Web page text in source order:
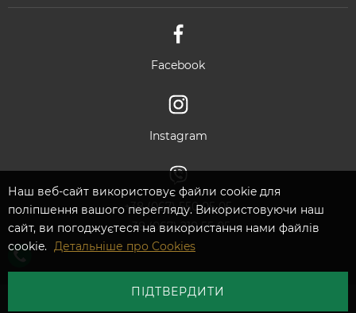
Facebook
Instagram
+38 (067) 550 05 05
+38 (067) 210 55 05
Наш веб-сайт використовує файли cookie для
поліпшення вашого перегляду. Використовуючи наш
сайт, ви погоджуєтеся на використання нами файлів
cookie. Детальніше про Cookies
ПІДТВЕРДИТИ